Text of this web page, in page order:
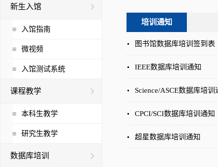
新生入馆
入馆指南
微视频
入馆测试系统
课程教学
本科生教学
研究生教学
数据库培训
培训通知
图书馆数据库培训签到表
IEEE数据库培训通知
Science/ASCE数据库培训
CPCI/SCI数据库培训通知
超星数据库培训通知